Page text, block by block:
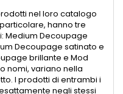
nel loro catalogo
hanno tre
Medium Decoupage
Decoupage satinato e
brillante e Mod
nomi, variano nella
I prodotti di entrambi i
negli stessi